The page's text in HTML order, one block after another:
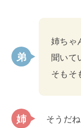
姉ちゃ
聞いて
そもそ
そうだ